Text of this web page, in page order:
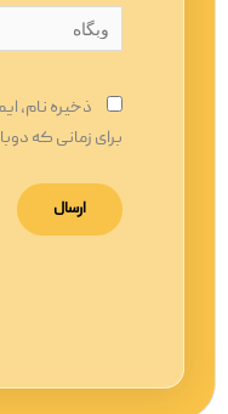
وبگاه
ذخیره نام،
برای زمانی که